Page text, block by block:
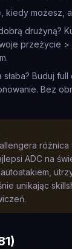
kiedy możesz,
drużyną?
przeżycie
słaba? Buduj
Bez
ADC na
unikając